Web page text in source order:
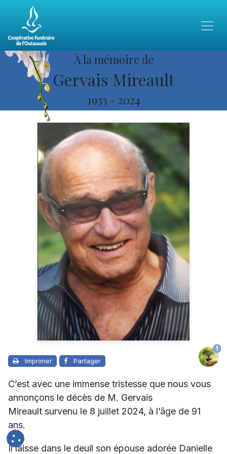
À la mémoire de
Gervais Mireault
1933 - 2024
Imprimer Partager
1
C’est avec une immense tristesse que nous vous
annonçons le décès de M. Gervais
Mireault survenu le 8 juillet 2024, à l’âge de 91
ans.
Il laisse dans le deuil son épouse adorée Danielle